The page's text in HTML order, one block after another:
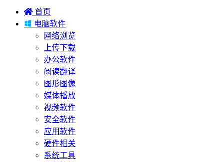
 首页
 电脑软件
网络浏览
上传下载
办公软件
阅读翻译
图形图像
媒体播放
视频软件
安全软件
应用软件
硬件相关
系统工具